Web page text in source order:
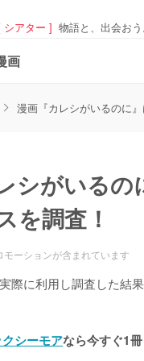
シアター ] 物語と、出会お
画
漫画『カレシがいるのに
シがいる
を調査！
モーションが含まれています
際に利用し調査した結
シーモアなら今すぐ1